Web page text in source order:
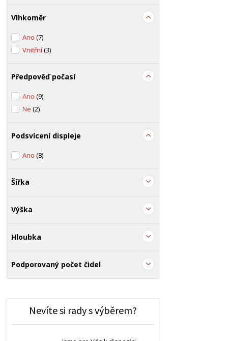
Vlhkoměr
Ano(7)
Vnitřní(3)
Předpověď počasí
Ano(9)
Ne(2)
Podsvícení displeje
Ano(8)
Šířka
Výška
Hloubka
Podporovaný počet čidel
Nevíte si rady s výběrem?